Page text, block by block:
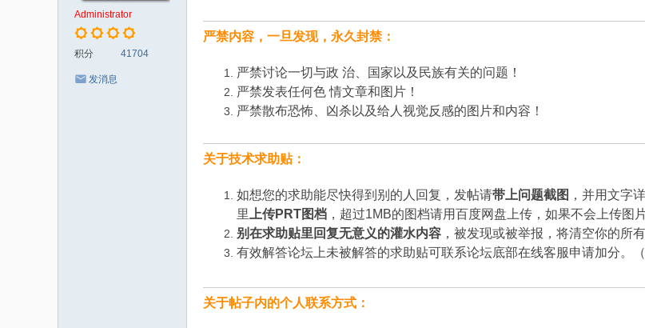
Administrator
积分 41704
发消息
严禁内容，一旦发现，永久封禁：
严禁讨论一切与政 治、国家以及民族有关的问题！
严禁发表任何色 情文章和图片！
严禁散布恐怖、凶杀以及给人视觉反感的图片和内容！
关于技术求助贴：
如想您的求助能尽快得到别的人回复，发帖请带上问题截图 ，并用文字
里上传PRT图档 ，超过1MB的图档请用百度网盘上传，如果不会上传图
别在求助贴里回复无意义的灌水内容 ，被发现或被举报，将清空你的所
有效解答论坛上未被解答的求助贴可联系论坛底部在线客服申请加分。
关于帖子内的个人联系方式：